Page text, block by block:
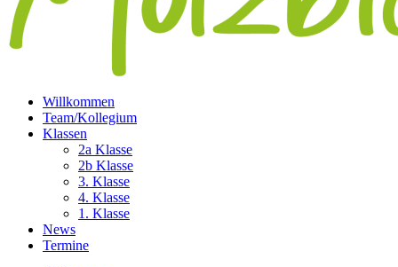
Willkommen
Team/Kollegium
Klassen
2a Klasse
2b Klasse
3. Klasse
4. Klasse
1. Klasse
News
Termine